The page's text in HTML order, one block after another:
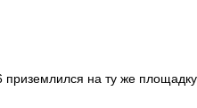
на ту же